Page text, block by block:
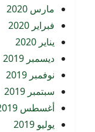
مارس 2020
فبراير 2020
يناير 2020
ديسمبر 2019
نوفمبر 2019
سبتمبر 2019
أغسطس 2019
يوليو 2019